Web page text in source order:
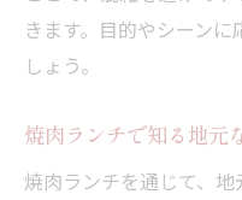
きます。目的やシーン
しょう。
焼肉ランチで知る地元
焼肉ランチを通じて、